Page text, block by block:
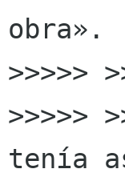
obra».
>>>>>
>>>>>
tenía